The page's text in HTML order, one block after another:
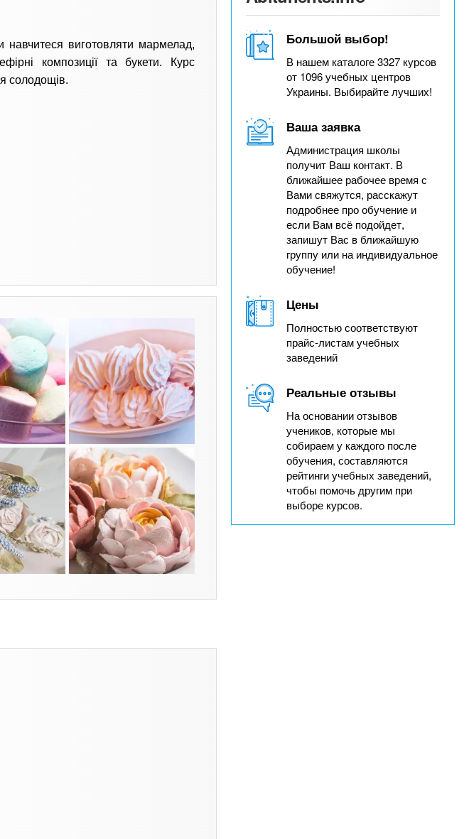
виготовляти мармелад,
композиції та букети. Курс
солодощів.
Большой выбор!
В нашем каталоге 3327 курсов
от 1096 учебных центров
Украины. Выбирайте лучших!
Ваша заявка
Администрация школы
получит Ваш контакт. В
ближайшее рабочее время с
Вами свяжутся, расскажут
подробнее про обучение и
если Вам всё подойдет,
запишут Вас в ближайшую
группу или на индивидуальное
обучение!
Цены
Полностью соответствуют
прайс-листам учебных
заведений
Реальные отзывы
На основании отзывов
учеников, которые мы
собираем у каждого после
обучения, составляются
рейтинги учебных заведений,
чтобы помочь другим при
выборе курсов.